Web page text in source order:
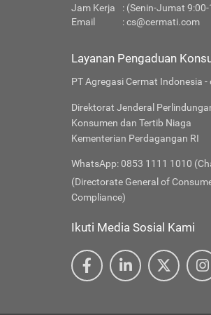
Jam Kerja
: (Senin-Jumat
Email
:cs@cermati.com
Layanan Pengaduan
PT Agregasi Cermat Indonesia
Direktorat Jenderal
Konsumen dan Tertib Niaga
Kementerian Perdagangan RI
WhatsApp: 0853 1111 1010
(Directorate General of
Compliance)
Ikuti Media Sosial Kami